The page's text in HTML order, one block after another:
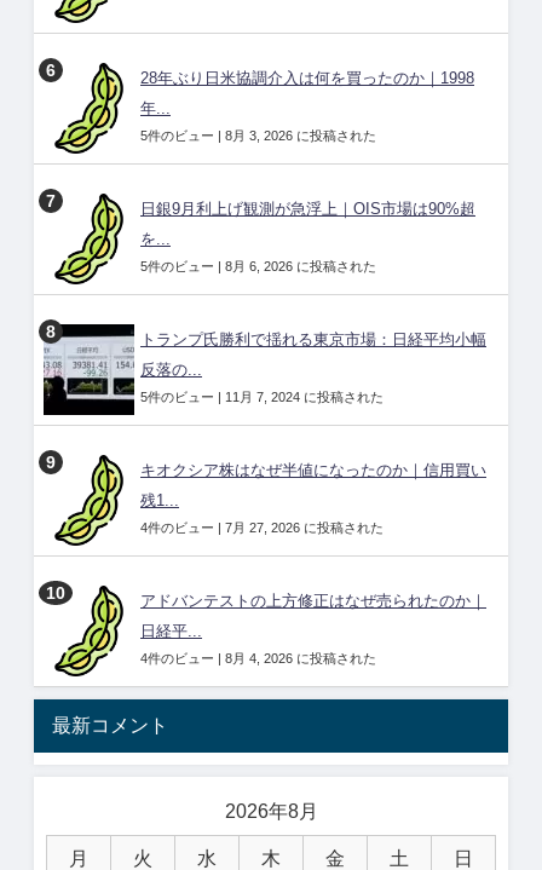
28年ぶり日米協調介入は何を買ったのか｜1998
年...
5件のビュー | 8月 3, 2026 に投稿された
日銀9月利上げ観測が急浮上｜OIS市場は90%超
を...
5件のビュー | 8月 6, 2026 に投稿された
トランプ氏勝利で揺れる東京市場：日経平均小幅
反落の...
5件のビュー | 11月 7, 2024 に投稿された
キオクシア株はなぜ半値になったのか｜信用買い
残1...
4件のビュー | 7月 27, 2026 に投稿された
アドバンテストの上方修正はなぜ売られたのか｜
日経平...
4件のビュー | 8月 4, 2026 に投稿された
最新コメント
2026年8月
月 火 水 木 金 土 日